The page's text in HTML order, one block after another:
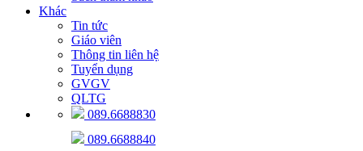
Khác
Tin tức
Giáo viên
Thông tin liên hệ
Tuyển dụng
GVGV
QLTG
089.6688830
089.6688840